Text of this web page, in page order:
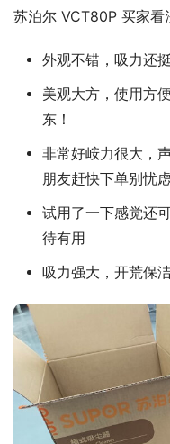
苏泊尔 VCT80P 买家看
外观不错，吸力还
美观大方，使用方
东！
非常好峖力很大，
朋友赶快下单别忧虑
试用了一下感觉还
待有用
吸力强大，开荒保